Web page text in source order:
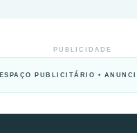
PUBLICIDADE
ESPAÇO PUBLICITÁRIO •